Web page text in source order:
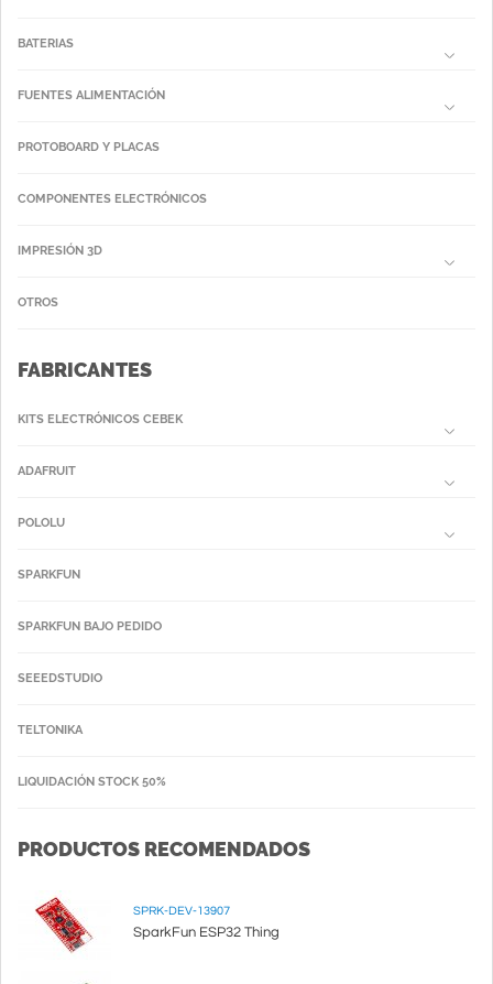
BATERIAS
FUENTES ALIMENTACIÓN
PROTOBOARD Y PLACAS
COMPONENTES ELECTRÓNICOS
IMPRESIÓN 3D
OTROS
FABRICANTES
KITS ELECTRÓNICOS CEBEK
ADAFRUIT
POLOLU
SPARKFUN
SPARKFUN BAJO PEDIDO
SEEEDSTUDIO
TELTONIKA
LIQUIDACIÓN STOCK 50%
PRODUCTOS RECOMENDADOS
SPRK-DEV-13907
SparkFun ESP32 Thing